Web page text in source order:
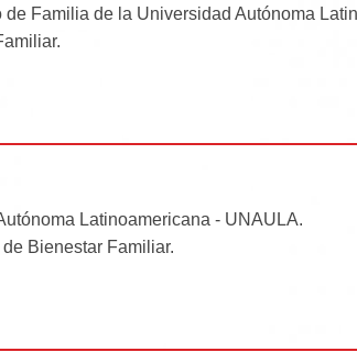
Familia de la Universidad Autónoma
Latinoamericana - UNAULA.
Bienestar Familiar.